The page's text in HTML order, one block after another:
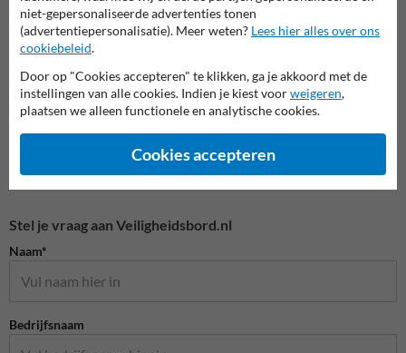
Aanrijdbeveiliging
Stel je vraag aan Veiligheidsbord.nl
Naam*
Bedrijfsnaam
niet-gepersonaliseerde advertenties tonen
(advertentiepersonalisatie). Meer weten? Lees hier alles over ons
cookiebeleid.
Door op "Cookies accepteren" te klikken, ga je akkoord met de
instellingen van alle cookies. Indien je kiest voorweigeren,
plaatsen we alleen functionele en analytische cookies.
Cookies accepteren